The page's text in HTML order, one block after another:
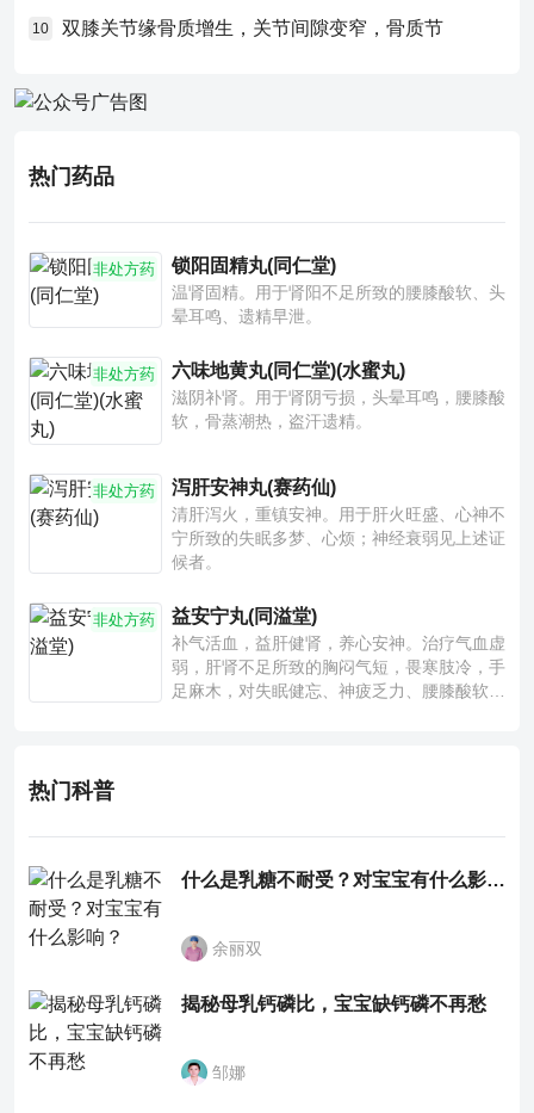
10 双膝关节缘骨质增生，关节间隙变窄，骨质节
热门药品
非处方药 锁阳固精丸(同仁堂)
温肾固精。用于肾阳不足所致的腰膝酸软、头
晕耳鸣、遗精早泄。
非处方药 六味地黄丸(同仁堂)(水蜜丸)
滋阴补肾。用于肾阴亏损，头晕耳鸣，腰膝酸
软，骨蒸潮热，盗汗遗精。
非处方药 泻肝安神丸(赛药仙)
清肝泻火，重镇安神。用于肝火旺盛、心神不
宁所致的失眠多梦、心烦；神经衰弱见上述证
候者。
非处方药 益安宁丸(同溢堂)
补气活血，益肝健肾，养心安神。治疗气血虚
弱，肝肾不足所致的胸闷气短，畏寒肢冷，手
足麻木，对失眠健忘、神疲乏力、腰膝酸软也
热门科普
什么是乳糖不耐受？对宝宝有什么影响？
余丽双
揭秘母乳钙磷比，宝宝缺钙磷不再愁
邹娜